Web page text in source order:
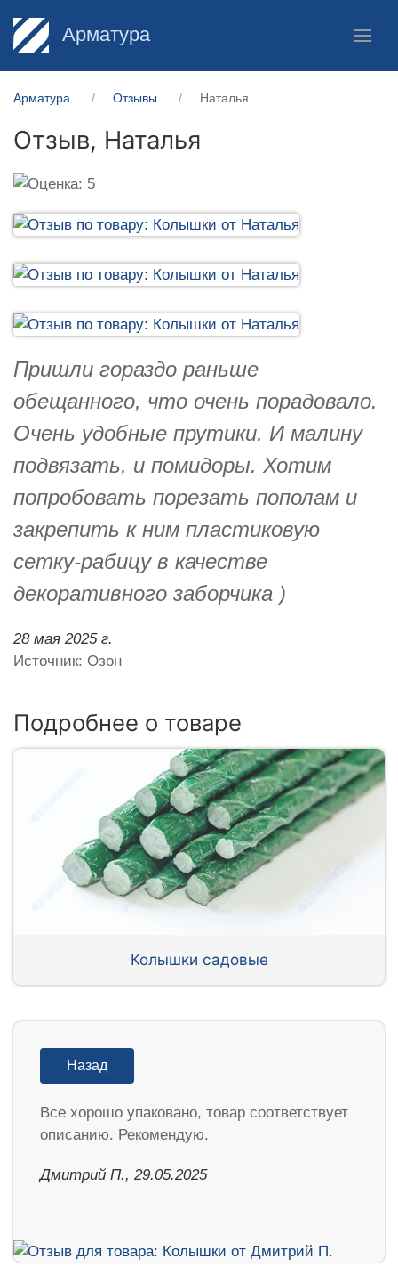
Арматура
Арматура Отзывы Наталья
Отзыв, Наталья
Пришли гораздо раньше
обещанного, что очень порадовало.
Очень удобные прутики. И малину
подвязать, и помидоры. Хотим
попробовать порезать пополам и
закрепить к ним пластиковую
сетку-рабицу в качестве
декоративного заборчика )
28 мая 2025 г.
Источник: Озон
Подробнее о товаре
Колышки садовые
Назад
Все хорошо упаковано, товар соответствует
описанию. Рекомендую.
Дмитрий П., 29.05.2025